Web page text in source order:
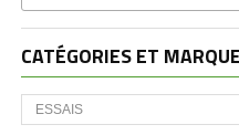
CATÉGORIES ET
Catégories
et